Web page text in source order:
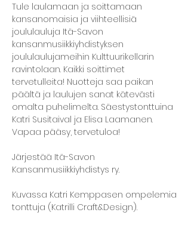
Tule laulamaan ja soittamaan
kansanomaisia ja viihteellisiä
joululauluja Itä-Savon
kansanmusiikkiyhdistyksen
joululaulujameihin Kulttuurikellarin
ravintolaan. Kaikki soittimet
tervetulleita! Nuotteja saa paikan
päältä ja laulujen sanat kätevästi
omalta puhelimelta. Säestystonttuina
Katri Susitaival ja Elisa Laamanen.
Vapaa pääsy, tervetuloa!
Järjestää Itä-Savon
Kansanmusiikkiyhdistys ry.
Kuvassa Katri Kemppasen ompelemia
tonttuja (Katrilli Craft&Design).